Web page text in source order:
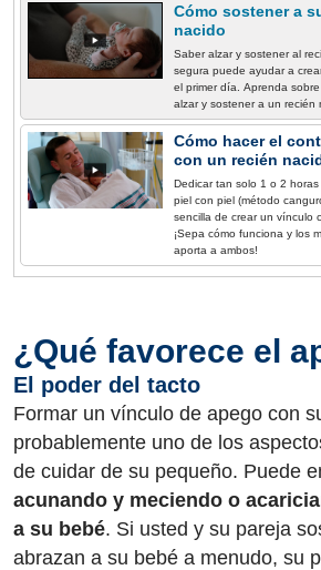
Cómo sostener a
nacido
Saber alzar y sostener al
segura puede ayudar a
el primer día. Aprenda
alzar y sostener a un recién
Cómo hacer el
con un recién
Dedicar tan solo 1 o 2
piel con piel (método
sencilla de crear un vínculo
¡Sepa cómo funciona y los
aporta a ambos!
¿Qué favorece el
El poder del tacto
Formar un vínculo de apego con
probablemente uno de los
de cuidar de su pequeño. Puede
acunando y meciendo o
a su bebé. Si usted y su pareja
abrazan a su bebé a menudo, su